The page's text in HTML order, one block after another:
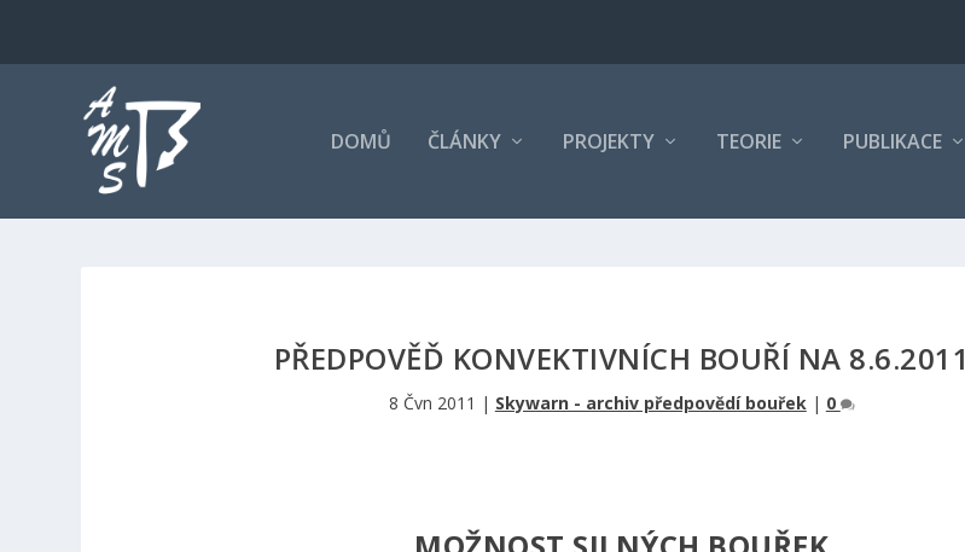
DOMŮ ČLÁNKY PROJEKTY TEORIE PUBLIKACE
PŘEDPOVĚĎ KONVEKTIVNÍCH BOUŘÍ NA 8.6.2011
8 Čvn 2011 | Skywarn - archiv předpovědí bouřek| 0